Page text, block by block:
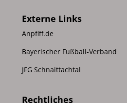
Externe Links
Anpfiff.de
Bayerischer Fußball-Verband
JFG Schnaittachtal
Rechtliches